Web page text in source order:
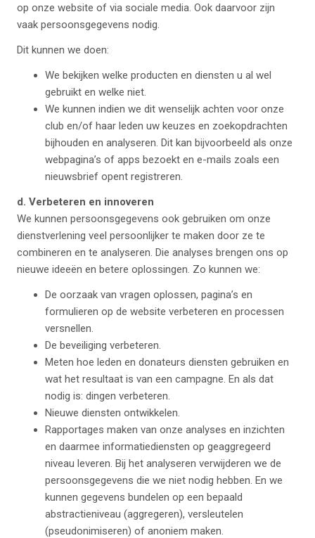
op onze website of via sociale media. Ook daarvoor zijn
vaak persoonsgegevens nodig.
Dit kunnen we doen:
We bekijken welke producten en diensten u al wel
gebruikt en welke niet.
We kunnen indien we dit wenselijk achten voor onze
club en/of haar leden uw keuzes en zoekopdrachten
bijhouden en analyseren. Dit kan bijvoorbeeld als onze
webpagina’s of apps bezoekt en e-mails zoals een
nieuwsbrief opent registreren.
d. Verbeteren en innoveren
We kunnen persoonsgegevens ook gebruiken om onze
dienstverlening veel persoonlijker te maken door ze te
combineren en te analyseren. Die analyses brengen ons op
nieuwe ideeën en betere oplossingen. Zo kunnen we:
De oorzaak van vragen oplossen, pagina’s en
formulieren op de website verbeteren en processen
versnellen.
De beveiliging verbeteren.
Meten hoe leden en donateurs diensten gebruiken en
wat het resultaat is van een campagne. En als dat
nodig is: dingen verbeteren.
Nieuwe diensten ontwikkelen.
Rapportages maken van onze analyses en inzichten
en daarmee informatiediensten op geaggregeerd
niveau leveren. Bij het analyseren verwijderen we de
persoonsgegevens die we niet nodig hebben. En we
kunnen gegevens bundelen op een bepaald
abstractieniveau (aggregeren), versleutelen
(pseudonimiseren) of anoniem maken.